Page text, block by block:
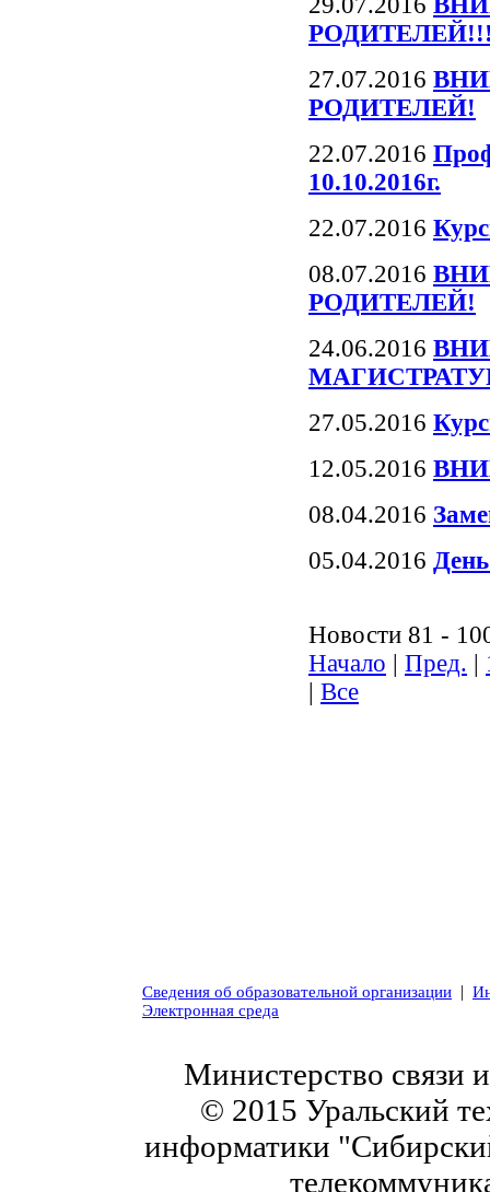
27.07.2016
РОДИТЕЛЕЙ!
22.07.2016
10.10.2016г.
22.07.2016
08.07.2016
РОДИТЕЛЕЙ!
24.06.2016
27.05.2016
12.05.2016
08.04.2016
05.04.2016
Новости 81 -
Начало
Пред.
Все
Сведения об образовательной организации |
Электронная среда
Министерство связи
© 2015 Уральский
информатики